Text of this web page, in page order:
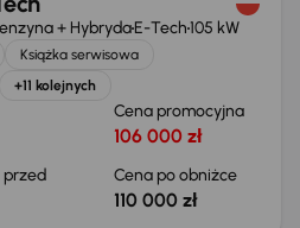
+ HybrydaE-Tech105 kW
Książka serwisowa
+11 kolejnych
Cena promocyjna
106 000 zł
przed
Cena po obniżce
110 000 zł